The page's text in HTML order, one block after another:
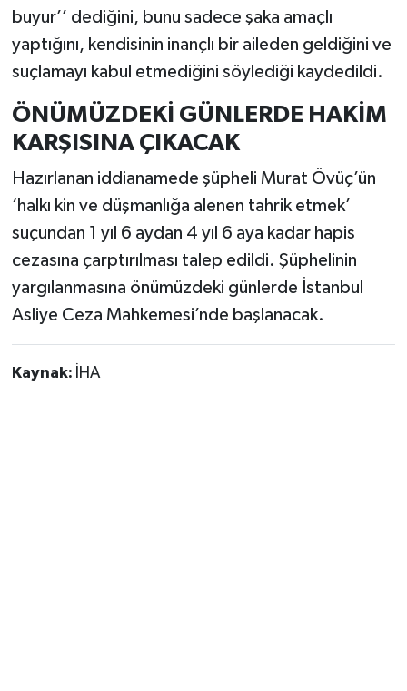
buyur’’ dediğini, bunu sadece şaka amaçlı
yaptığını, kendisinin inançlı bir aileden geldiğini ve
suçlamayı kabul etmediğini söylediği kaydedildi.
ÖNÜMÜZDEKİ GÜNLERDE HAKİM
KARŞISINA ÇIKACAK
Hazırlanan iddianamede şüpheli Murat Övüç’ün
‘halkı kin ve düşmanlığa alenen tahrik etmek’
suçundan 1 yıl 6 aydan 4 yıl 6 aya kadar hapis
cezasına çarptırılması talep edildi. Şüphelinin
yargılanmasına önümüzdeki günlerde İstanbul
Asliye Ceza Mahkemesi’nde başlanacak.
Kaynak: İHA